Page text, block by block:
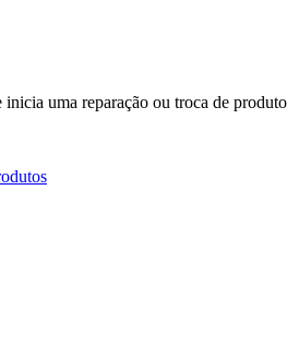
inicia uma reparação ou troca de produto